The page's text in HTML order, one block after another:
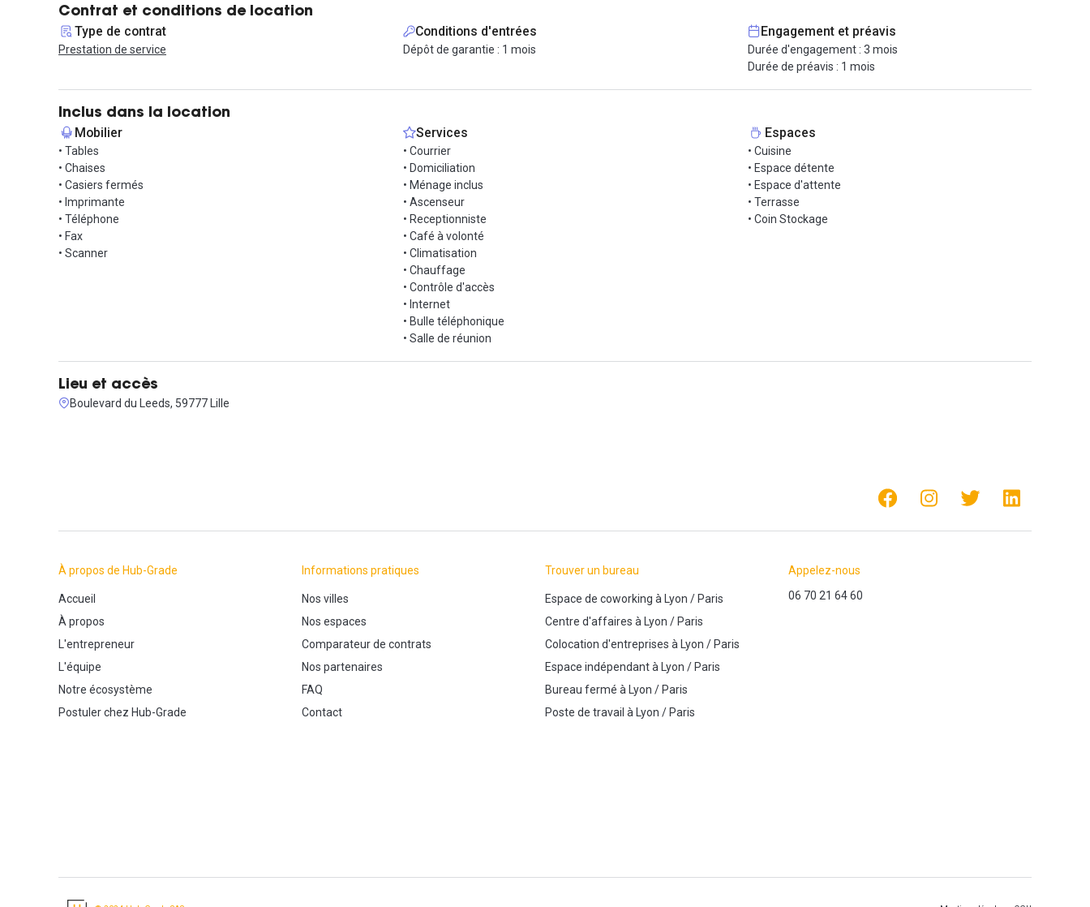
N'attendez plus ! Notre équipe vous attend pour vous faire visiter cet espace d'exception !
Contrat et conditions de location
Type de contrat
Prestation de service
Conditions d'entrées
Dépôt de garantie : 1 mois
Engagement et préavis
Durée d'engagement : 3 mois
Durée de préavis : 1 mois
Inclus dans la location
Mobilier
• Tables
• Chaises
• Casiers fermés
• Imprimante
• Téléphone
• Fax
• Scanner
Services
• Courrier
• Domiciliation
• Ménage inclus
• Ascenseur
• Receptionniste
• Café à volonté
• Climatisation
• Chauffage
• Contrôle d'accès
• Internet
• Bulle téléphonique
• Salle de réunion
Espaces
• Cuisine
• Espace détente
• Espace d'attente
• Terrasse
• Coin Stockage
Lieu et accès
Boulevard du Leeds, 59777 Lille
À propos de Hub-Grade
Accueil
À propos
L'entrepreneur
L'équipe
Notre écosystème
Postuler chez Hub-Grade
Informations pratiques
Nos villes
Nos espaces
Comparateur de contrats
Nos partenaires
FAQ
Contact
Trouver un bureau
Espace de coworking à Lyon /Paris
Centre d'affaires à Lyon /Paris
Colocation d'entreprises à Lyon /Paris
Espace indépendantà Lyon /Paris
Bureau fermé à Lyon /Paris
Poste de travail à Lyon /Paris
Appelez-nous
06 70 21 64 60